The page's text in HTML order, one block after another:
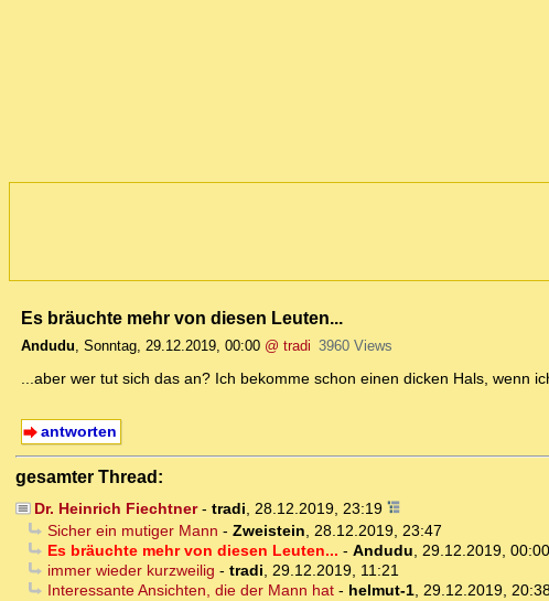
Es bräuchte mehr von diesen Leuten...
Andudu, Sonntag, 29.12.2019, 00:00 @ tradi 3960 Views
...aber wer tut sich das an? Ich bekomme schon einen dicken Hals, wenn
antworten
gesamter Thread:
Dr. Heinrich Fiechtner- tradi
28.12.2019, 23:19
Sicher ein mutiger Mann - Zweistein
28.12.2019, 23:47
Es bräuchte mehr von diesen Leuten... - Andudu
29.12.2019, 00:00
immer wieder kurzweilig - tradi
29.12.2019, 11:21
Interessante Ansichten, die der Mann hat- helmut-1, 29.12.2019,